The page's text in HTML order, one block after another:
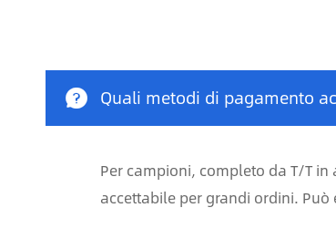
 Quali metodi di pagamento
Per campioni, completo da T/T
accettabile per grandi ordini. Può